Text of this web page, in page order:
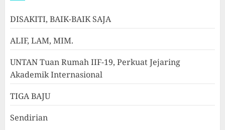
DISAKITI, BAIK-BAIK SAJA
ALIF, LAM, MIM.
UNTAN Tuan Rumah IIF-19, Perkuat Jejaring
Akademik Internasional
TIGA BAJU
Sendirian